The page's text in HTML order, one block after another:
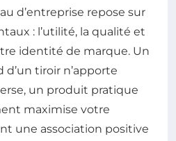
d’entreprise repose sur
: l’utilité, la qualité et
identité de marque. Un
tiroir n’apporte
un produit pratique
maximise votre
une association positive